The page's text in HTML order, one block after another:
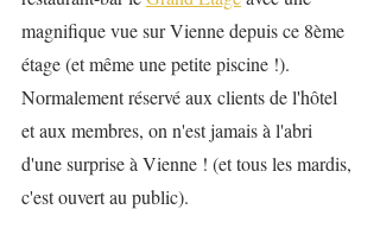
magnifique vue sur Vienne depuis ce 8ème
étage (et même une petite piscine !).
Normalement réservé aux clients de l'hôtel
et aux membres, on n'est jamais à l'abri
d'une surprise à Vienne ! (et tous les mardis,
c'est ouvert au public).